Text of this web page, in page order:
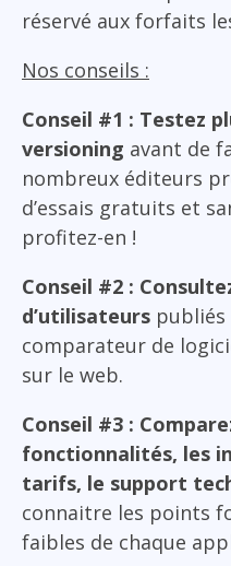
réservé aux forfaits
Nos conseils :
Conseil #1 : Testez
versioning avant de
nombreux éditeurs
d’essais gratuits et
profitez-en !
Conseil #2 :
d’utilisateurs
comparateur de
sur le web.
Conseil #3 :
fonctionnalités, les
tarifs, le support
connaitre les points
faibles de chaque